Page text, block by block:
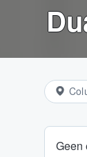
Geen